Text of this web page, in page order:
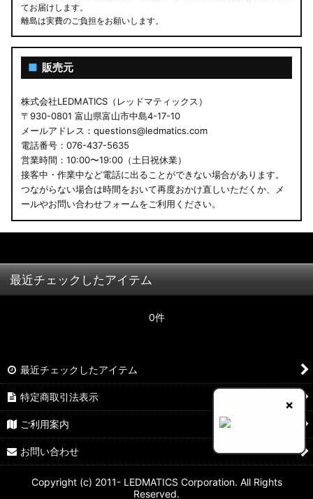
てお届けします。
離島は実費のご負担をお願いします。
■ 販売元
株式会社LEDMATICS（レッドマティックス）
〒930-0801 富山県富山市中島4-17-10
メールアドレス：questions@ledmatics.com
電話番号：076-437-5635
営業時間：10:00〜19:00（土日祝休業）
接客中・作業中など電話に出ることができない場合があります。
つながらない場合は時間をおいて再度おかけ直しいただくか、メ
ールやお問い合わせフォームをご利用ください。
×
最近チェックしたアイテム
0件
最近チェックしたアイテム
特定商取引法表示
ご利用案内
お問い合わせ
Copyright (c) 2011- LEDMATICS Corporation. All Rights
Reserved.